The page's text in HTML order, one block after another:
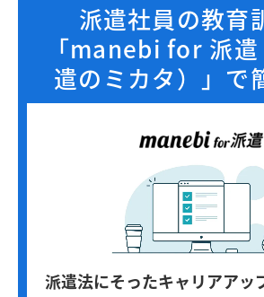
派遣社員の教育
「manebi for 派
遣のミカタ）」で
派遣法にそったキャリアアッ